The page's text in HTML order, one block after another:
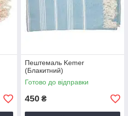
Пештемаль Kemer
(Блакитний)
Готово до відправки
450 ₴